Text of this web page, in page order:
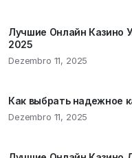
Лучшие Онлайн Казино
2025
Dezembro 11, 2025
Как выбрать надежное
Dezembro 11, 2025